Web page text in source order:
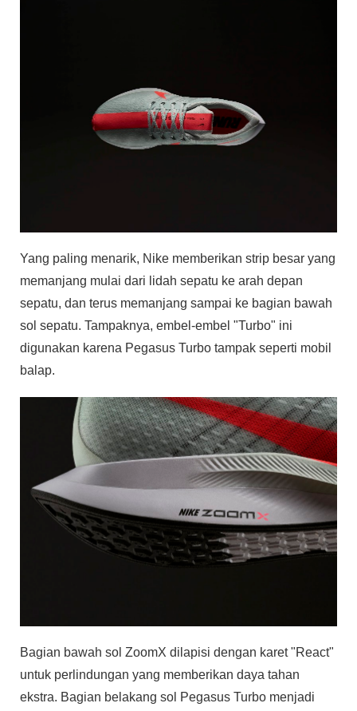
Yang paling menarik, Nike memberikan strip besar yang
memanjang mulai dari lidah sepatu ke arah depan
sepatu, dan terus memanjang sampai ke bagian bawah
sol sepatu. Tampaknya, embel-embel "Turbo" ini
digunakan karena Pegasus Turbo tampak seperti mobil
balap.
Bagian bawah sol ZoomX dilapisi dengan karet "React"
untuk perlindungan yang memberikan daya tahan
ekstra. Bagian belakang sol Pegasus Turbo menjadi